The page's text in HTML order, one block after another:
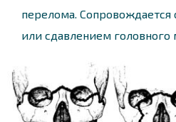
перелома.
или сдавлением головного